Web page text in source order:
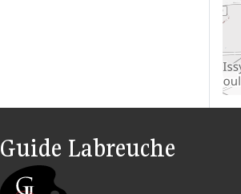
Guide Labreuche